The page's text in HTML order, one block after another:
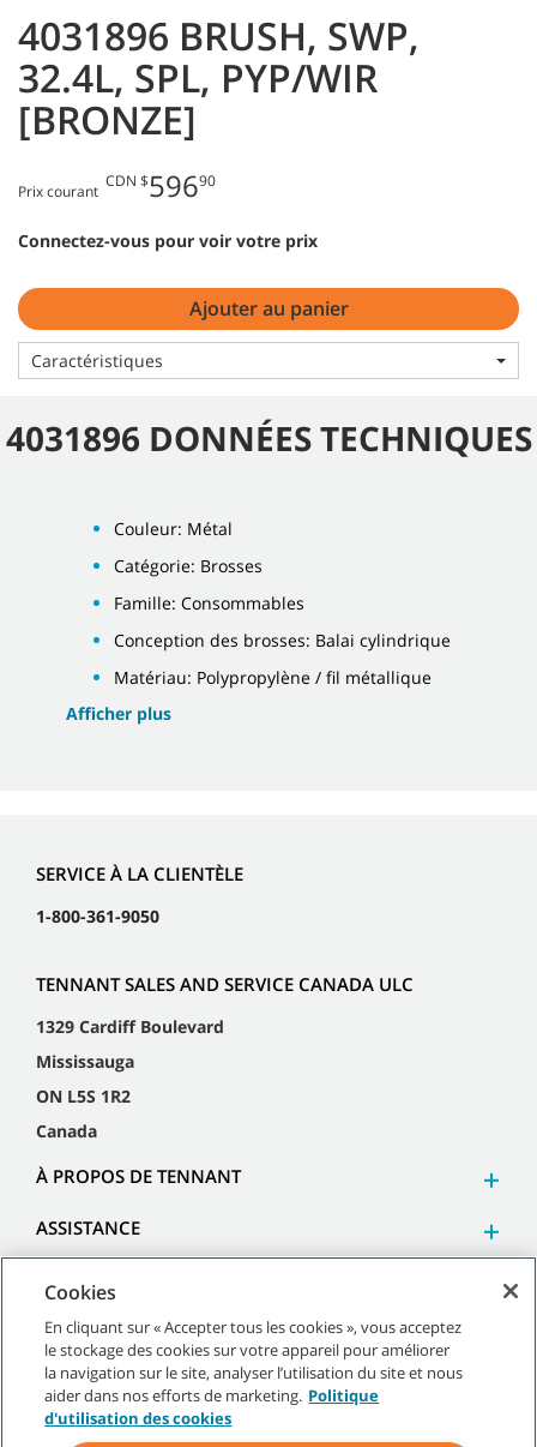
4031896 BRUSH, SWP,
32.4L, SPL, PYP/WIR
[BRONZE]
Prix courant
CDN $59690
Connectez-vous pour voir votre prix
Ajouter au panier
Caractéristiques
4031896 DONNÉES TECHNIQUES
Couleur: Métal
Catégorie: Brosses
Famille: Consommables
Conception des brosses: Balai cylindrique
Matériau: Polypropylène / fil métallique
Afficher plus
SERVICE À LA CLIENTÈLE
1-800-361-9050
TENNANT SALES AND SERVICE CANADA ULC
1329 Cardiff Boulevard
Mississauga
ON L5S 1R2
Canada
À PROPOS DE TENNANT
ASSISTANCE
© Tennant Company. Tous droits réservés.
Cookies
En cliquant sur « Accepter tous les cookies », vous acceptez
le stockage des cookies sur votre appareil pour améliorer
la navigation sur le site, analyser l’utilisation du site et nous
aider dans nos efforts de marketing. Politique
d'utilisation des cookies